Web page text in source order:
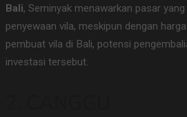
Bali, Seminyak menawarkan pasar
penyewaan vila, meskipun dengan
pembuat vila di Bali, potensi
investasi tersebut.